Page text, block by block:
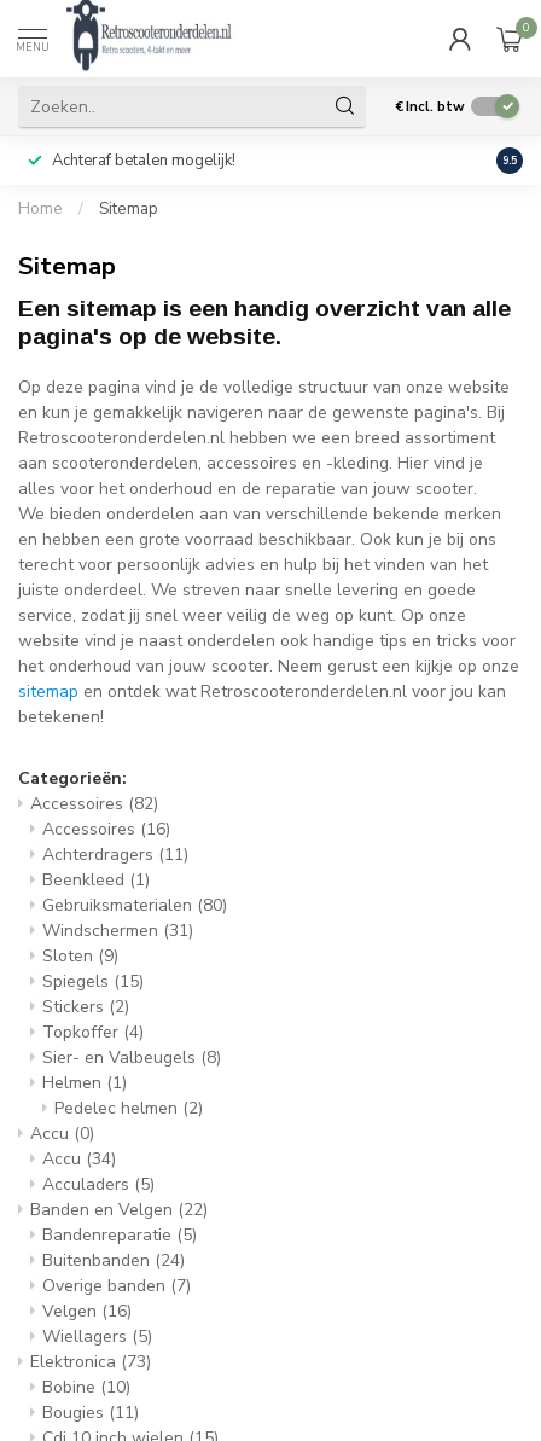
MENU
0
€Incl. btw
Achteraf betalen mogelijk! Geen
9.5
Home / Sitemap
Sitemap
Een sitemap is een handig overzicht van alle
pagina's op de website.
Op deze pagina vind je de volledige structuur van onze website
en kun je gemakkelijk navigeren naar de gewenste pagina's. Bij
Retroscooteronderdelen.nl hebben we een breed assortiment
aan scooteronderdelen, accessoires en -kleding. Hier vind je
alles voor het onderhoud en de reparatie van jouw scooter.
We bieden onderdelen aan van verschillende bekende merken
en hebben een grote voorraad beschikbaar. Ook kun je bij ons
terecht voor persoonlijk advies en hulp bij het vinden van het
juiste onderdeel. We streven naar snelle levering en goede
service, zodat jij snel weer veilig de weg op kunt. Op onze
website vind je naast onderdelen ook handige tips en tricks voor
het onderhoud van jouw scooter. Neem gerust een kijkje op onze
sitemap en ontdek wat Retroscooteronderdelen.nl voor jou kan
betekenen!
Categorieën:
Accessoires (82)
Accessoires (16)
Achterdragers (11)
Beenkleed (1)
Gebruiksmaterialen (80)
Windschermen (31)
Sloten (9)
Spiegels (15)
Stickers (2)
Topkoffer (4)
Sier- en Valbeugels (8)
Helmen (1)
Pedelec helmen (2)
Accu (0)
Accu (34)
Acculaders (5)
Banden en Velgen (22)
Bandenreparatie (5)
Buitenbanden (24)
Overige banden (7)
Velgen (16)
Wiellagers (5)
Elektronica (73)
Bobine (10)
Bougies (11)